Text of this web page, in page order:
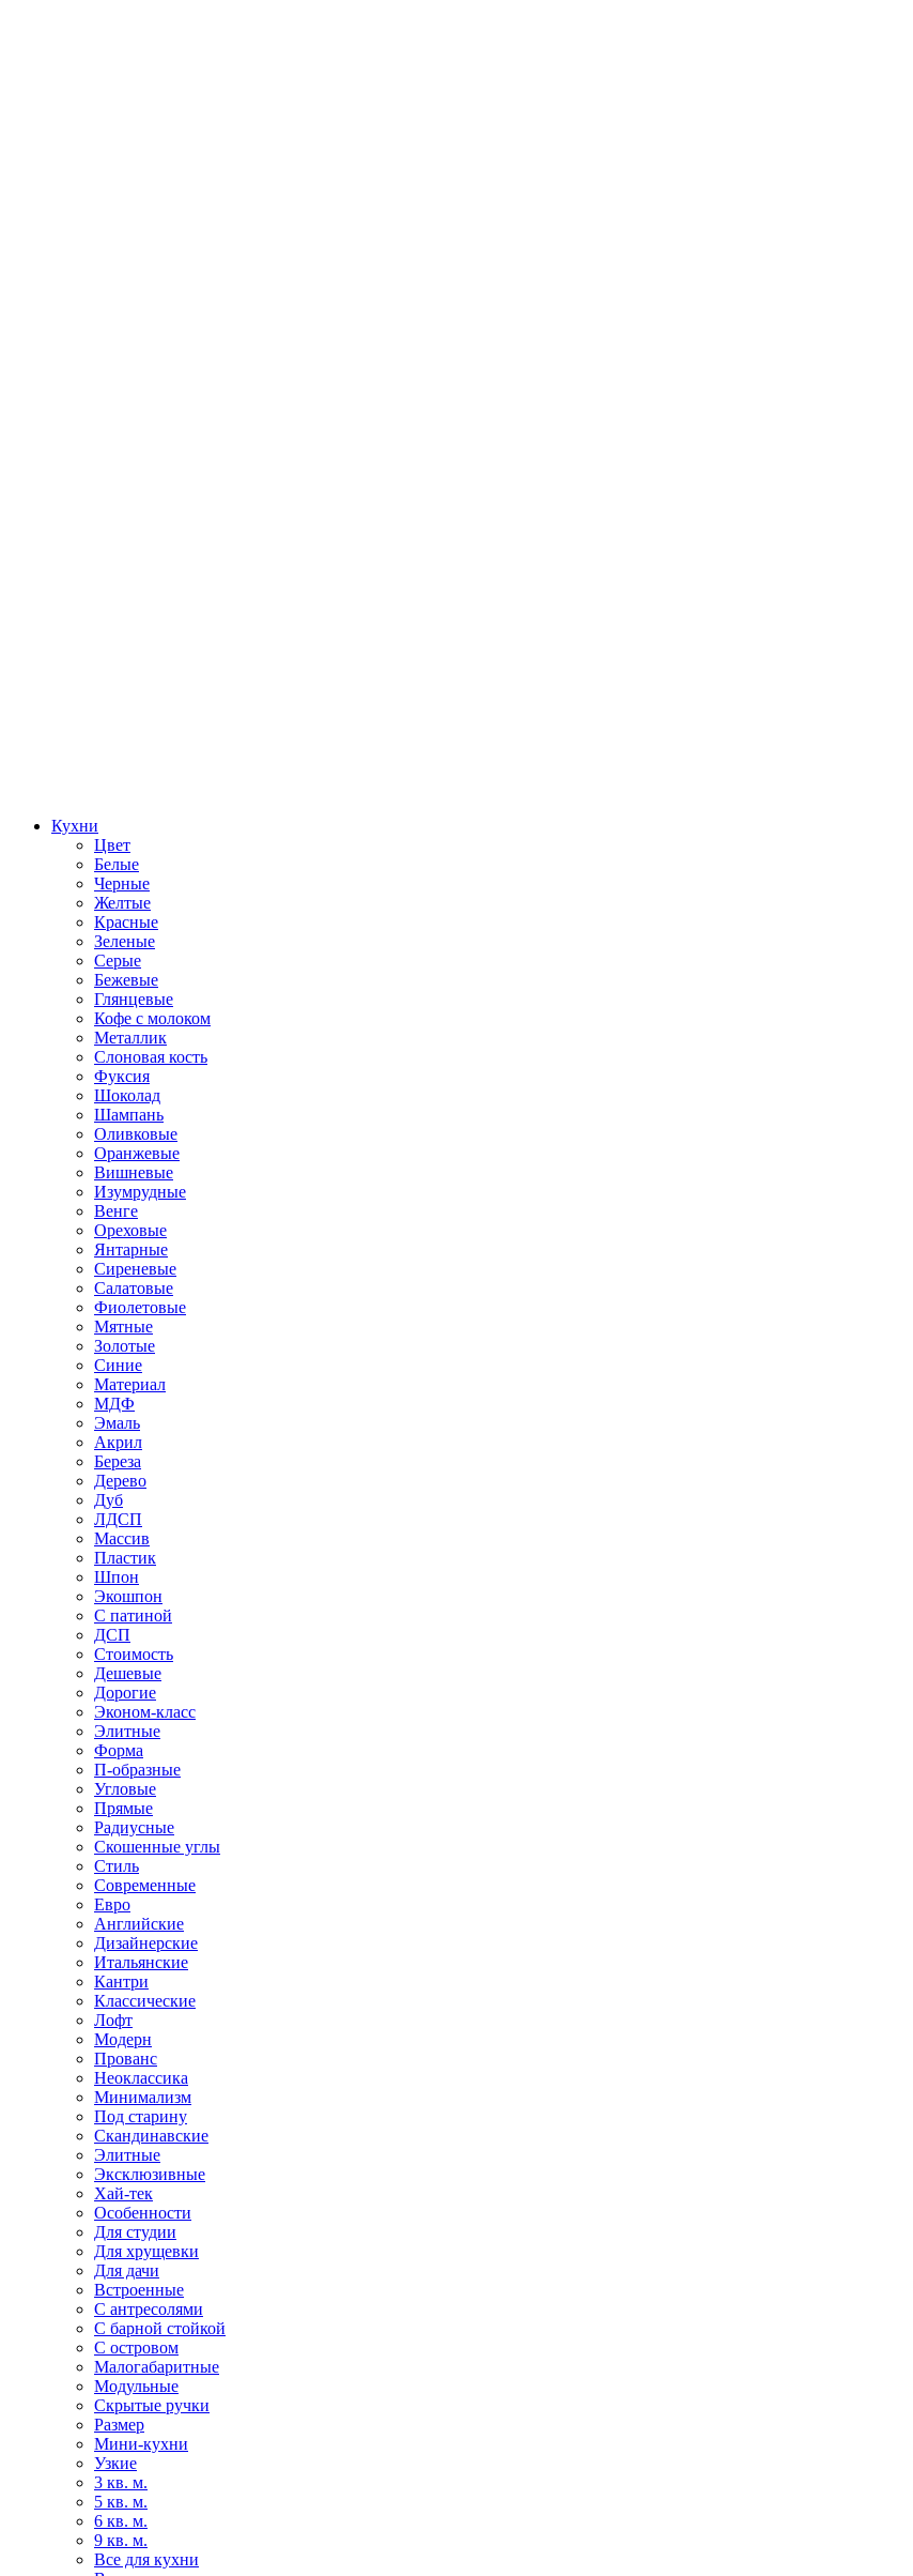
Кухни
Цвет
Белые
Черные
Желтые
Красные
Зеленые
Серые
Бежевые
Глянцевые
Кофе с молоком
Металлик
Слоновая кость
Фуксия
Шоколад
Шампань
Оливковые
Оранжевые
Вишневые
Изумрудные
Венге
Ореховые
Янтарные
Сиреневые
Салатовые
Фиолетовые
Мятные
Золотые
Синие
Материал
МДФ
Эмаль
Акрил
Береза
Дерево
Дуб
ЛДСП
Массив
Пластик
Шпон
Экошпон
С патиной
ДСП
Стоимость
Дешевые
Дорогие
Эконом-класс
Элитные
Форма
П-образные
Угловые
Прямые
Радиусные
Скошенные углы
Стиль
Современные
Евро
Английские
Дизайнерские
Итальянские
Кантри
Классические
Лофт
Модерн
Прованс
Неоклассика
Минимализм
Под старину
Скандинавские
Элитные
Эксклюзивные
Хай-тек
Особенности
Для студии
Для хрущевки
Для дачи
Встроенные
С антресолями
С барной стойкой
С островом
Малогабаритные
Модульные
Скрытые ручки
Размер
Мини-кухни
Узкие
3 кв. м.
5 кв. м.
6 кв. м.
9 кв. м.
Все для кухни